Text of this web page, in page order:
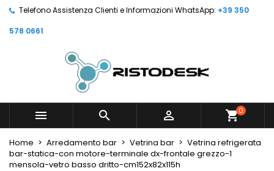
Telefono Assistenza Clienti e Informazioni WhatsApp: +39 350
578 0661
   shopping_cart0
Home Arredamento bar Vetrina bar
Vetrina refrigerata
bar-statica-con motore-terminale dx-frontale grezzo-1
mensola-vetro basso dritto-cm152x82x115h